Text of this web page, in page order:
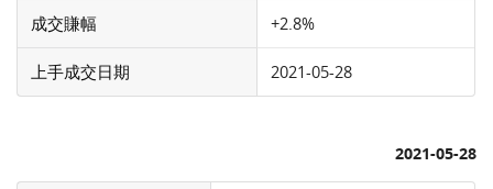
成交賺幅 +2.8%
上手成交日期 2021-05-28
2021-05-28